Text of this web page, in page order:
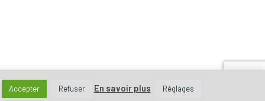
Accepter Refuser En savoir plus Réglages